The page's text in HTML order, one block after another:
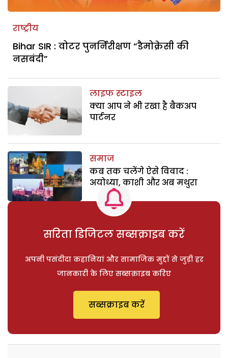
राष्ट्रीय
Bihar SIR : वोटर पुनर्निरीक्षण “डैमोक्रेसी की
नसबंदी”
लाइफ स्टाइल
क्या आप ने भी रखा है बैकअप
पार्टनर
समाज
कब तक चलेंगे ऐसे विवाद :
अयोध्या, काशी और अब मथुरा
सरिता डिजिटल सब्सक्राइब करें
अपनी पसंदीदा कहानियां और सामाजिक मुद्दों से जुड़ी हर
जानकारी के लिए सब्सक्राइब करिए
सब्सक्राइब करें